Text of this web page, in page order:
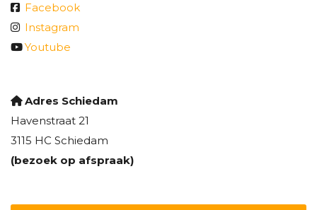
Facebook
Instagram
Youtube
Adres Schiedam
Havenstraat 21
3115 HC Schiedam
(bezoek op afspraak)